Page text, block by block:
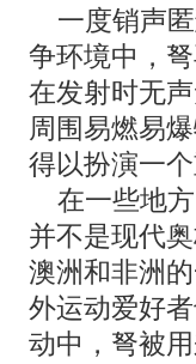
一度销声匿
争环境中，
在发射时无
周围易燃易
得以扮演一个
在一些地方
并不是现代
澳洲和非洲
外运动爱好
动中，弩被